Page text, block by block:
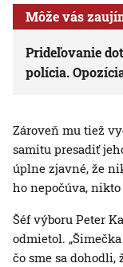
Môže vás
Prideľovanie
polícia.
Zároveň mu tiež
samitu presadiť
úplne zjavné, že
ho nepočúva, nikto
Šéf výboru Peter
odmietol.
čo sme sa dohodli,